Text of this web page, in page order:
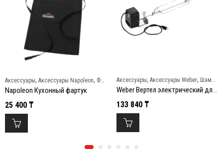
Аксессуары, Аксессуары Napoleon, Фартуки и перчатки
Napoleon Кухонный фартук
25 400 ₸
Аксессуары, Аксессуары Weber, Шампуры и вертелы
Weber Вертел электрический для гриля Spirit 200/300
133 840 ₸